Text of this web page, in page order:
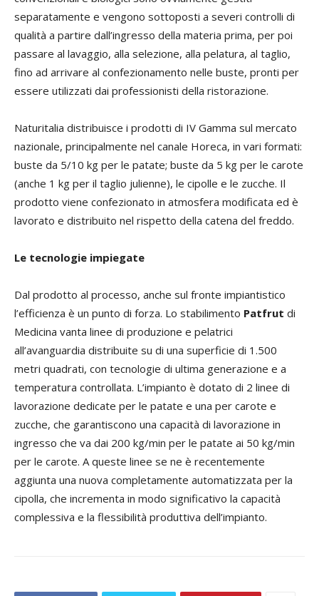
separatamente e vengono sottoposti a severi controlli di
qualità a partire dall’ingresso della materia prima, per poi
passare al lavaggio, alla selezione, alla pelatura, al taglio,
fino ad arrivare al confezionamento nelle buste, pronti per
essere utilizzati dai professionisti della ristorazione.
Naturitalia distribuisce i prodotti di IV Gamma sul mercato
nazionale, principalmente nel canale Horeca, in vari formati:
buste da 5/10 kg per le patate; buste da 5 kg per le carote
(anche 1 kg per il taglio julienne), le cipolle e le zucche. Il
prodotto viene confezionato in atmosfera modificata ed è
lavorato e distribuito nel rispetto della catena del freddo.
Le tecnologie impiegate
Dal prodotto al processo, anche sul fronte impiantistico
l’efficienza è un punto di forza. Lo stabilimento Patfrut di
Medicina vanta linee di produzione e pelatrici
all’avanguardia distribuite su di una superficie di 1.500
metri quadrati, con tecnologie di ultima generazione e a
temperatura controllata. L’impianto è dotato di 2 linee di
lavorazione dedicate per le patate e una per carote e
zucche, che garantiscono una capacità di lavorazione in
ingresso che va dai 200 kg/min per le patate ai 50 kg/min
per le carote. A queste linee se ne è recentemente
aggiunta una nuova completamente automatizzata per la
cipolla, che incrementa in modo significativo la capacità
complessiva e la flessibilità produttiva dell’impianto.